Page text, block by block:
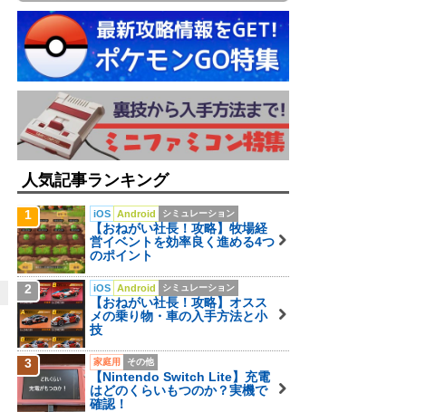
人気記事ランキング
1 iOS Android シミュレーション
【おねがい社長！攻略】牧場経
営イベントを効率良く進める4つ
のポイント
2 iOS Android シミュレーション
【おねがい社長！攻略】オスス
メの乗り物・車の入手方法と小
技
3 家庭用 その他
【Nintendo Switch Lite】充電
はどのくらいもつのか？実機で
確認！